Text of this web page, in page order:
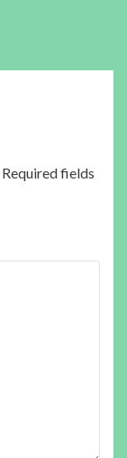
Required fields